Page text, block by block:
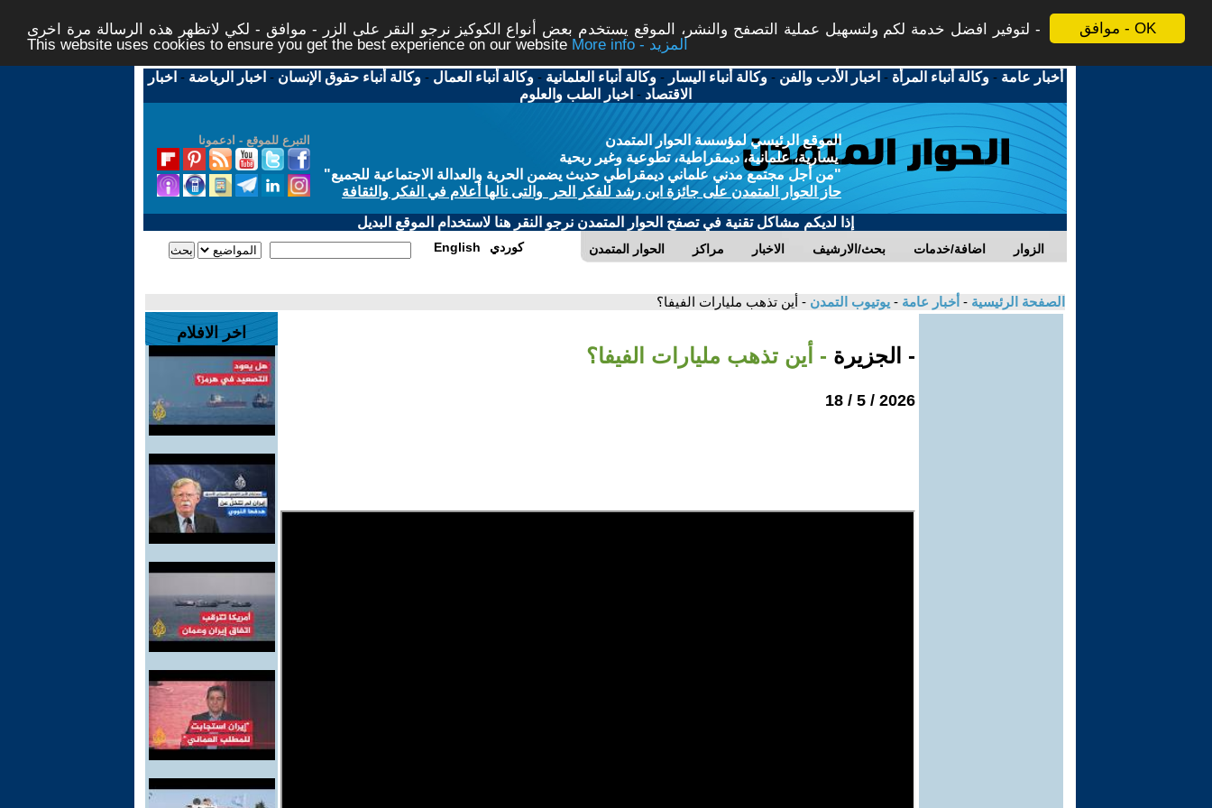
موافق - OK
لتوفير افضل خدمة لكم ولتسهيل عملية التصفح والنشر، الموقع يستخدم بعض أنواع الكوكيز نرجو النقر على الزر - موافق - لكي لاتظهر هذه الرسالة مرة اخرى -
This website uses cookies to ensure you get the best experience on our website
More info - المزيد
أخبار عامة -وكالة أنباء المرأة - اخبار الأدب والفن -وكالة أنباء اليسار -وكالة أنباء العلمانية -وكالة أنباء العمال -وكالة أنباء حقوق الإنسان - اخبار الرياضة - اخبار
الاقتصاد - اخبار الطب والعلوم
التبرع للموقع - ادعمونا
الموقع الرئيسي لمؤسسة الحوار المتمدن
يسارية، علمانية، ديمقراطية، تطوعية وغير ربحية
"من أجل مجتمع مدني علماني ديمقراطي حديث يضمن الحرية والعدالة الاجتماعية للجميع"
حاز الحوار المتمدن على جائزة ابن رشد للفكر الحر والتى نالها أعلام في الفكر والثقافة
إذا لديكم مشاكل تقنية في تصفح الحوار المتمدن نرجو النقر هنا لاستخدام الموقع البديل
الحوار المتمدن مراكز الاخبار بحث/الارشيف اضافة/خدمات الزوار English كوردي
الصفحة الرئيسية - أخبار عامة - يوتيوب التمدن - أين تذهب مليارات الفيفا؟
- الجزيرة - أين تذهب مليارات الفيفا؟
2026 / 5 / 18
اخر الافلام